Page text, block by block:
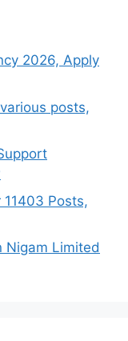
2026, Apply
posts,
Posts,
Nigam Limited